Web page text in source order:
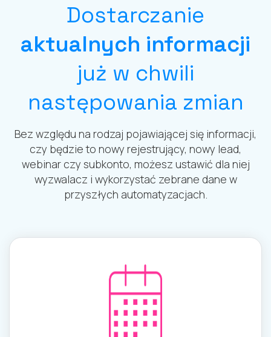
Dostarczanie
aktualnych informacji
już w chwili
następowania zmian
Bez względu na rodzaj pojawiającej się informacji,
czy będzie to nowy rejestrujący, nowy lead,
webinar czy subkonto, możesz ustawić dla niej
wyzwalacz i wykorzystać zebrane dane w
przyszłych automatyzacjach.